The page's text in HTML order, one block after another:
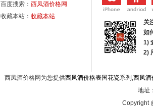
百度搜索： 西凤酒价格网
收藏本站： 收藏本站
关
如
1)
2)
西凤酒价格网为您提供西凤酒价格表国花瓷系列,西凤酒
地址
Copyright